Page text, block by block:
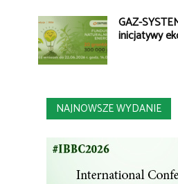
GAZ-
inicjatywy
NAJNOWSZE WYDANIE